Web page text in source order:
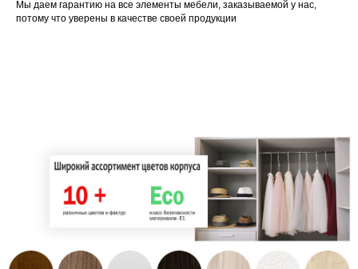
Мы даем гарантию на все элементы мебели, заказываемой у нас,
потому что уверены в качестве своей продукции